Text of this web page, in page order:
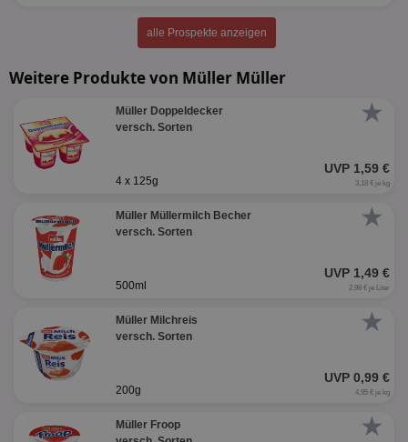
alle Prospekte anzeigen
Weitere Produkte von Müller Müller
★
Müller Doppeldecker
versch. Sorten
UVP 1,59 €
4 x 125g 3,18 € je kg
★
Müller Müllermilch Becher
versch. Sorten
UVP 1,49 €
500ml 2,98 € je Liter
★
Müller Milchreis
versch. Sorten
UVP 0,99 €
200g 4,95 € je kg
★
Müller Froop